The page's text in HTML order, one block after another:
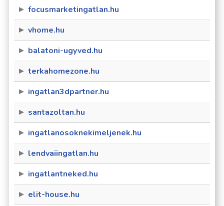
focusmarketingatlan.hu
vhome.hu
balatoni-ugyved.hu
terkahomezone.hu
ingatlan3dpartner.hu
santazoltan.hu
ingatlanosoknekimeljenek.hu
lendvaiingatlan.hu
ingatlantneked.hu
elit-house.hu